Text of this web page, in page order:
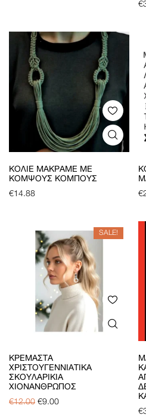
€
ΚΟΛΙΈ ΜΑΚΡΑΜΈ ΜΕ
ΚΟΜΨΟΎΣ ΚΌΜΠΟΥΣ
€14.88
€
SALE!
ΚΡΕΜΑΣΤΆ
ΧΡΙΣΤΟΥΓΕΝΝΙΆΤΙΚΑ
ΣΚΟΥΛΑΡΊΚΙΑ
ΧΙΟΝΆΝΘΡΩΠΟΣ
€12.00 €9.00
€